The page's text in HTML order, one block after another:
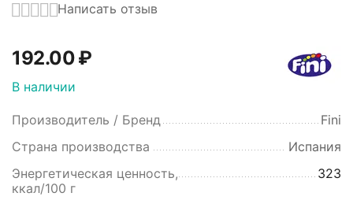
Написать отзыв
192.00₽
В наличии
Производитель / Бренд
Fini
Страна производства
Испания
Энергетическая ценность,
ккал/100 г
323